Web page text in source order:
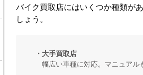
バイク買取店にはいくつか種類が
しょう。
・大手買取店
幅広い車種に対応。マニュア